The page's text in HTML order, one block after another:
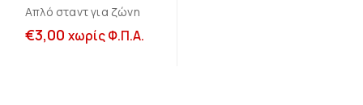
Απλό σταντ για ζώνη
€3,00 χωρίς Φ.Π.Α.